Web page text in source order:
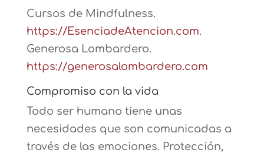
Cursos de Mindfulness.
https://EsenciadeAtencion.com.
Generosa Lombardero.
https://generosalombardero.com
Compromiso con la vida
Todo ser humano tiene unas
necesidades que son comunicadas a
través de las emociones. Protección,